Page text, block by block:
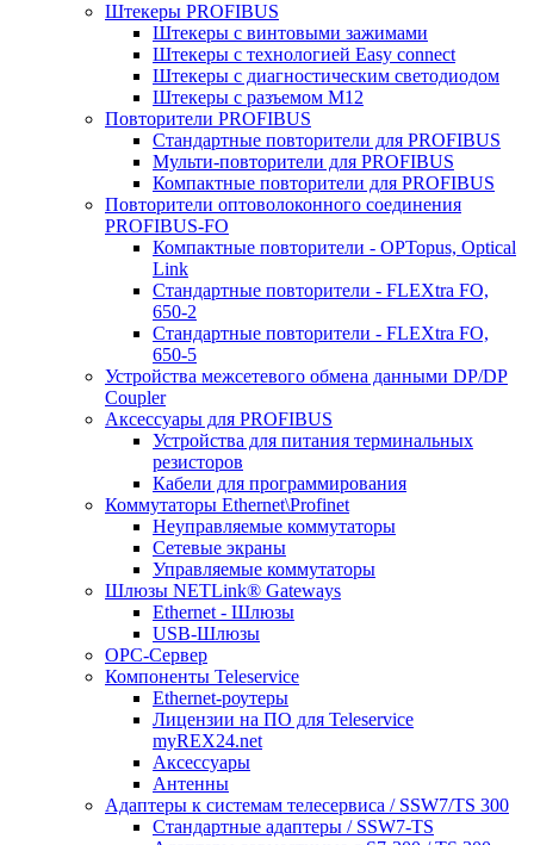
Штекеры PROFIBUS
Штекеры с винтовыми зажимами
Штекеры с технологией Easy connect
Штекеры с диагностическим светодиодом
Штекеры с разъемом М12
Повторители PROFIBUS
Стандартные повторители для PROFIBUS
Мульти-повторители для PROFIBUS
Компактные повторители для PROFIBUS
Повторители оптоволоконного соединения
PROFIBUS-FO
Компактные повторители - OPTopus, Optical
Link
Стандартные повторители - FLEXtra FO,
650-2
Стандартные повторители - FLEXtra FO,
650-5
Устройства межсетевого обмена данными DP/DP
Coupler
Аксессуары для PROFIBUS
Устройства для питания терминальных
резисторов
Кабели для программирования
Коммутаторы Ethernet\Profinet
Неуправляемые коммутаторы
Сетевые экраны
Управляемые коммутаторы
Шлюзы NETLink® Gateways
Ethernet - Шлюзы
USB-Шлюзы
ОРС-Сервер
Компоненты Teleservice
Ethernet-роутеры
Лицензии на ПО для Teleservice
myREX24.net
Аксессуары
Антенны
Адаптеры к системам телесервиса / SSW7/TS 300
Стандартные адаптеры / SSW7-TS